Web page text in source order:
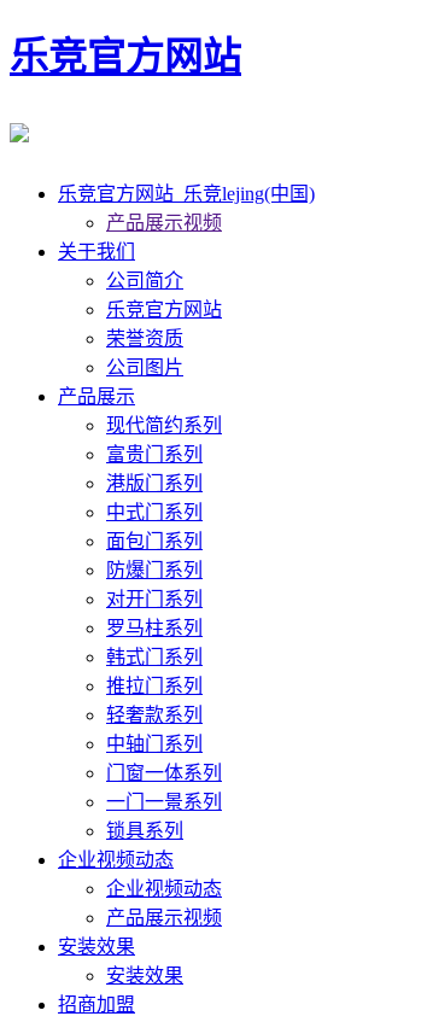
乐竞官方网站
乐竞官方网站_乐竞lejing(中国)
产品展示视频
关于我们
公司简介
乐竞官方网站
荣誉资质
公司图片
产品展示
现代简约系列
富贵门系列
港版门系列
中式门系列
面包门系列
防爆门系列
对开门系列
罗马柱系列
韩式门系列
推拉门系列
轻奢款系列
中轴门系列
门窗一体系列
一门一景系列
锁具系列
企业视频动态
企业视频动态
产品展示视频
安装效果
安装效果
招商加盟